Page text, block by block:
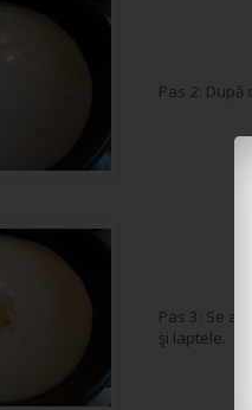
Pas 2: După
Pas 3: Se
şi laptele.